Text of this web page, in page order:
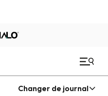
Changer de journal